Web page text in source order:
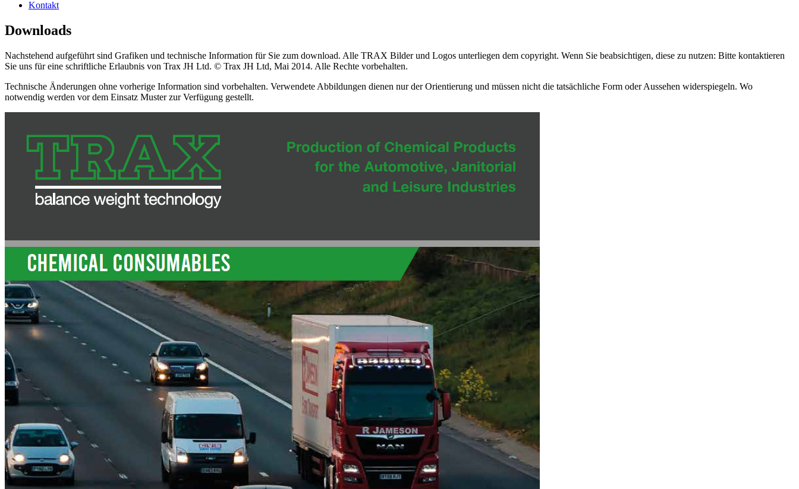
Kontakt
Downloads
Nachstehend aufgeführt sind Grafiken und technische Information für Sie zum download. Alle TRAX Bilder und Logos unterliegen dem copyright. Wenn Sie beabsichtigen, diese zu nutzen: Bitte kontaktieren
Sie uns für eine schriftliche Erlaubnis von Trax JH Ltd. © Trax JH Ltd, Mai 2014. Alle Rechte vorbehalten.
Technische Änderungen ohne vorherige Information sind vorbehalten. Verwendete Abbildungen dienen nur der Orientierung und müssen nicht die tatsächliche Form oder Aussehen widerspiegeln. Wo
notwendig werden vor dem Einsatz Muster zur Verfügung gestellt.